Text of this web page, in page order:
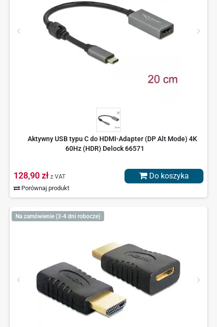
Aktywny USB typu C do HDMI-Adapter (DP Alt Mode) 4K
60Hz (HDR) Delock 66571
128,90 zł z VAT
Porównaj produkt
Do koszyka
Na zamówienie (3-4 dni robocze)